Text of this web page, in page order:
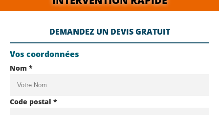
DEMANDEZ UN DEVIS GRATUIT
Vos coordonnées
Nom *
Code postal *